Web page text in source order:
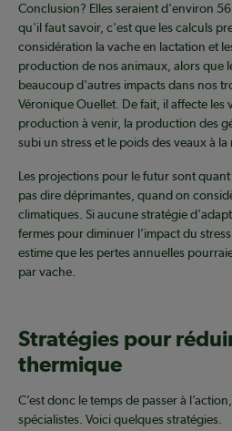
Conclusion? Elles seraient d'environ
qu'il faut savoir, c'est que les calculs
considération la vache en lactation et
production de nos animaux, alors que
beaucoup d'autres impacts dans nos
Véronique Ouellet. De fait, il affecte les
production à venir, la production des
subi un stress et le poids des veaux à la
Les projections pour le futur sont
pas dire déprimantes, quand on
climatiques. Si aucune stratégie
fermes pour diminuer l’impact du
estime que les pertes annuelles
par vache.
Stratégies pour
thermique
C’est donc le temps de passer à
spécialistes. Voici quelques stratégies.